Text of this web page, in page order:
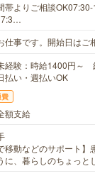
帯よりご相談
仕事です。開始日は
経験：時給1400円
払い・週払いOK
額支給
移動などのサポート
に、暮らしのちょっ